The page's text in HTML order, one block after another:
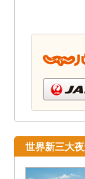
世界新三大